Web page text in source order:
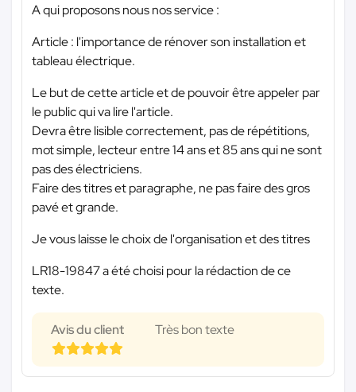
A qui proposons nous nos service :
Article : l'importance de rénover son installation et
tableau électrique.
Le but de cette article et de pouvoir être appeler par
le public qui va lire l'article.
Devra être lisible correctement, pas de répétitions,
mot simple, lecteur entre 14 ans et 85 ans qui ne sont
pas des électriciens.
Faire des titres et paragraphe, ne pas faire des gros
pavé et grande.
Je vous laisse le choix de l'organisation et des titres
LR18-19847 a été choisi pour la rédaction de ce
texte.
Avis du client Très bon texte